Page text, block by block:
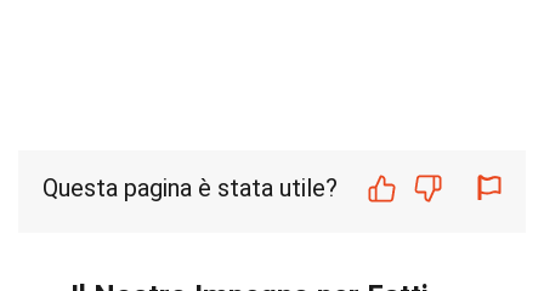
Questa pagina è stata utile?